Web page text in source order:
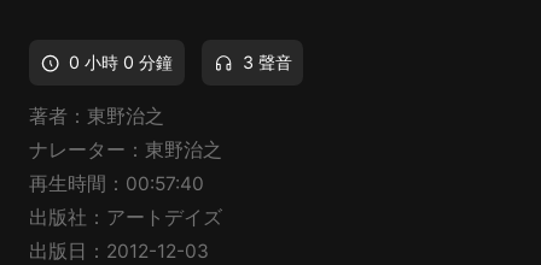
0 小時 0 分鐘 3 聲音
著者：東野治之
ナレーター：東野治之
再生時間：00:57:40
出版社：アートデイズ
出版日：2012-12-03